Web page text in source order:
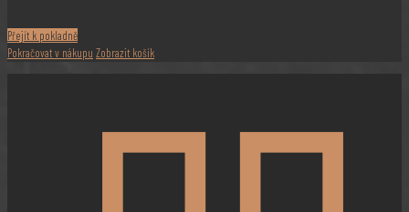
Přejít k pokladně
Pokračovat v nákupu Zobrazit košík